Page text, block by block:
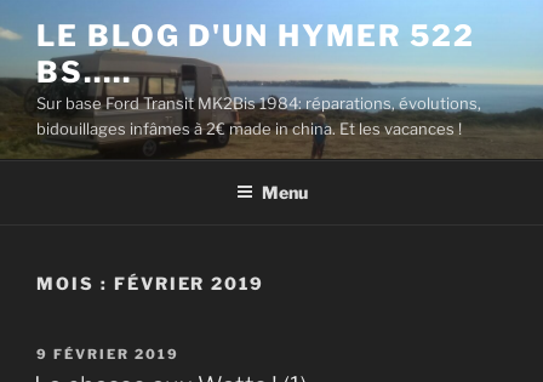
au
contenu
principal
LE BLOG D'UN HYMER 522
BS…..
Sur base Ford Transit MK2Bis 1984: réparations, évolutions,
bidouillages infâmes à 2€ made in china. Et les vacances !
Menu
MOIS : FÉVRIER 2019
PUBLIÉ
LE
9 FÉVRIER 2019